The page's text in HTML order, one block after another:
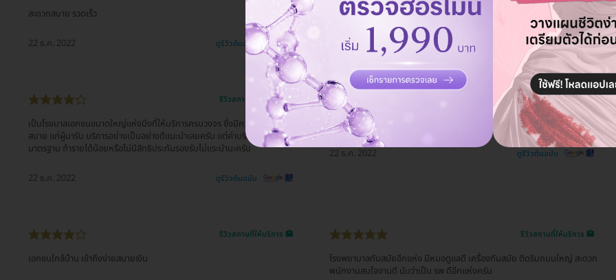
สะดวกสบาย รวดเร็ว
22 ธ.ค. 2022 ดูรีวิวต้นฉบับ
สะอาด รวดเร็ว
22 ธ.ค. 2022 ดูรีวิวต้นฉบับ
รีวิวสถานที่ให้บริการ 🏥
เป็นโรงบาลเอกชนขนาดใหญ่แห่งนึงที่ให้บริการครบวงจร ซึ่งมีความสะดวก
สบาย แก่ผู้มารับ บริการอย่างเป็นอย่างดีแนะนำเลยครับ แต่ค่าบริการก็จะสูงตาม
มาตรฐาน ถ้ารายได้น้อยหรือไม่มีสิทธิประกันรองรับไม่แระนำนะครับ
22 ธ.ค. 2022 ดูรีวิวต้นฉบับ
รีวิวสถานที่ให้บริการ 🏥
คนไม่พลุกพล่าน แต่รอหมอใช้เวลาพอสมควร สถานที่สวยงามสะดวกสบาย
22 ธ.ค. 2022 ดูรีวิวต้นฉบับ
รีวิวสถานที่ให้บริการ 🏥
เอกชนใกล้บ้าน เข้าถึงง่ายสบายเงิน
รีวิวสถานที่ให้บริการ 🏥
โรงพยาบาลทันสมัยอีกแห่ง มีหมอดูแลดี เครื่องทันสมัย ติดริมถนนใหญ่ สะดวก
พนักงานสนใจงานดี นับว่าเป็น รพ ดีอีกแห่งครับ